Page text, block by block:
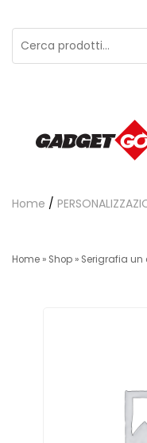
Home /
Home » Shop » Serigrafia un